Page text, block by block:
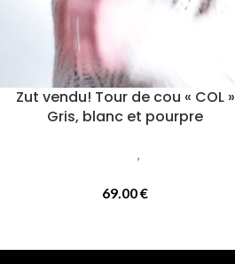
Zut vendu! Tour de cou « COL »
Gris, blanc et pourpre
,
69.00€